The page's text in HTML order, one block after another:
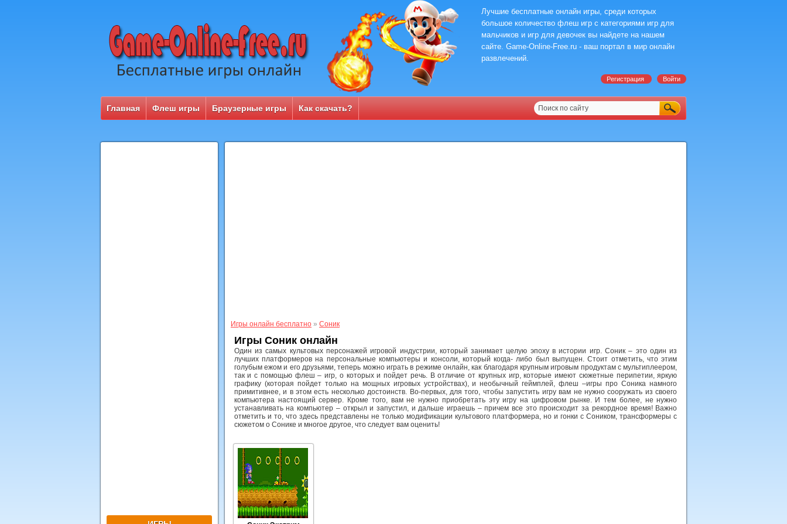
Лучшие бесплатные онлайн игры, среди которых
большое количество флеш игр с категориями игр для
мальчиков и игр для девочек вы найдете на нашем
сайте. Game-Online-Free.ru - ваш портал в мир онлайн
развлечений.
Регистрация Войти
Главная Флеш игры Браузерные игры Как скачать?
Игры онлайн бесплатно » Соник
Игры Соник онлайн
Один из самых культовых персонажей игровой индустрии, который занимает целую эпоху в истории игр. Соник – это один из
лучших платформеров на персональные компьютеры и консоли, который когда- либо был выпущен. Стоит отметить, что этим
голубым ежом и его друзьями, теперь можно играть в режиме онлайн, как благодаря крупным игровым продуктам с мультиплеером,
так и с помощью флеш – игр, о которых и пойдет речь. В отличие от крупных игр, которые имеют сюжетные перипетии, яркую
графику (которая пойдет только на мощных игровых устройствах), и необычный геймплей, флеш –игры про Соника намного
примитивнее, и в этом есть несколько достоинств. Во-первых, для того, чтобы запустить игру вам не нужно сооружать из своего
компьютера настоящий сервер. Кроме того, вам не нужно приобретать эту игру на цифровом рынке. И тем более, не нужно
устанавливать на компьютер – открыл и запустил, и дальше играешь – причем все это происходит за рекордное время! Важно
отметить и то, что здесь представлены не только модификации культового платформера, но и гонки с Соником, трансформеры с
сюжетом о Сонике и многое другое, что следует вам оценить!